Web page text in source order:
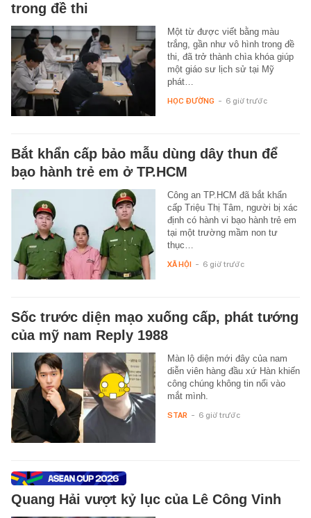
trong đề thi
Một từ được viết bằng màu
trắng, gần như vô hình trong đề
thi, đã trở thành chìa khóa giúp
một giáo sư lịch sử tại Mỹ
phát…
HỌC ĐƯỜNG - 6 giờ trước
Bắt khẩn cấp bảo mẫu dùng dây thun để
bạo hành trẻ em ở TP.HCM
Công an TP.HCM đã bắt khẩn
cấp Triệu Thị Tâm, người bị xác
định có hành vi bạo hành trẻ em
tại một trường mầm non tư
thục…
XÃ HỘI - 6 giờ trước
Sốc trước diện mạo xuống cấp, phát tướng
của mỹ nam Reply 1988
Màn lộ diện mới đây của nam
diễn viên hàng đầu xứ Hàn khiến
công chúng không tin nổi vào
mắt mình.
STAR - 6 giờ trước
Quang Hải vượt kỷ lục của Lê Công Vinh